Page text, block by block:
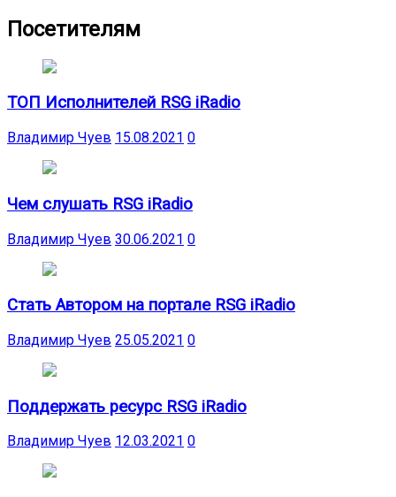
Посетителям
ТОП Исполнителей RSG iRadio
Владимир Чуев 15.08.2021 0
Чем слушать RSG iRadio
Владимир Чуев 30.06.2021 0
Стать Автором на портале RSG iRadio
Владимир Чуев 25.05.2021 0
Поддержать ресурс RSG iRadio
Владимир Чуев 12.03.2021 0